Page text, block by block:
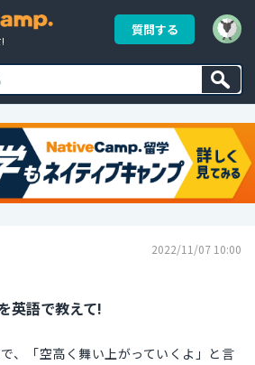
質問する
2022/11/07 10:00
英語で教えて!
、「空高く舞い上がっていくよ」と言